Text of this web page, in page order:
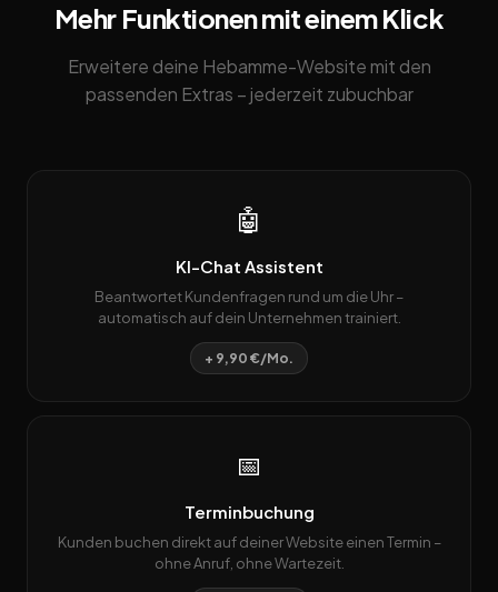
Mehr Funktionen mit einem Klick
Erweitere deine Hebamme-Website mit den
passenden Extras – jederzeit zubuchbar
🤖
KI-Chat Assistent
Beantwortet Kundenfragen rund um die Uhr –
automatisch auf dein Unternehmen trainiert.
+ 9,90 €/Mo.
📅
Terminbuchung
Kunden buchen direkt auf deiner Website einen Termin –
ohne Anruf, ohne Wartezeit.